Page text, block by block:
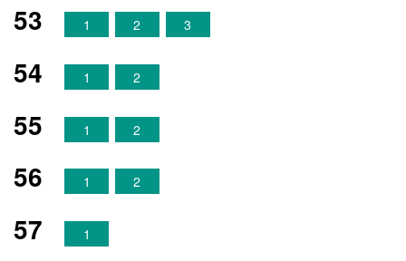
53 1 2 3
54 1 2
55 1 2
56 1 2
57 1